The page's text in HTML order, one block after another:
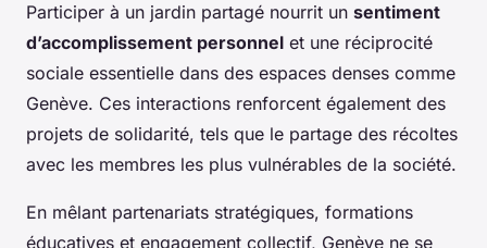
Participer à un jardin partagé nourrit un sentiment
d’accomplissement personnel et une réciprocité
sociale essentielle dans des espaces denses comme
Genève. Ces interactions renforcent également des
projets de solidarité, tels que le partage des récoltes
avec les membres les plus vulnérables de la société.
En mêlant partenariats stratégiques, formations
éducatives et engagement collectif, Genève ne se